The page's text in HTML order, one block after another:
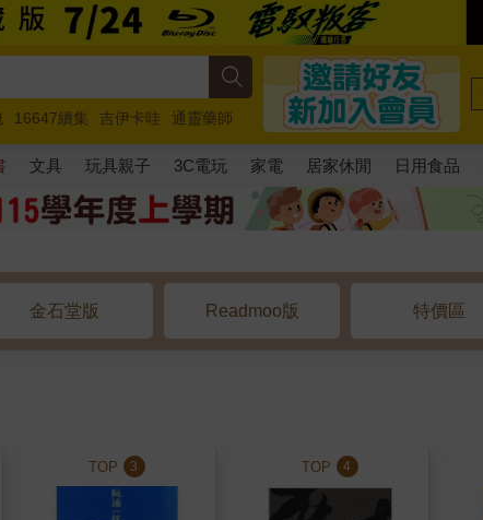
16647續集 吉伊卡哇
通靈藥師
員5 超慢跑
文具 玩具親子 3C電玩 家電 居家休閒 日用食品
金石堂版 Readmoo版 特價區
TOP 3 TOP 4